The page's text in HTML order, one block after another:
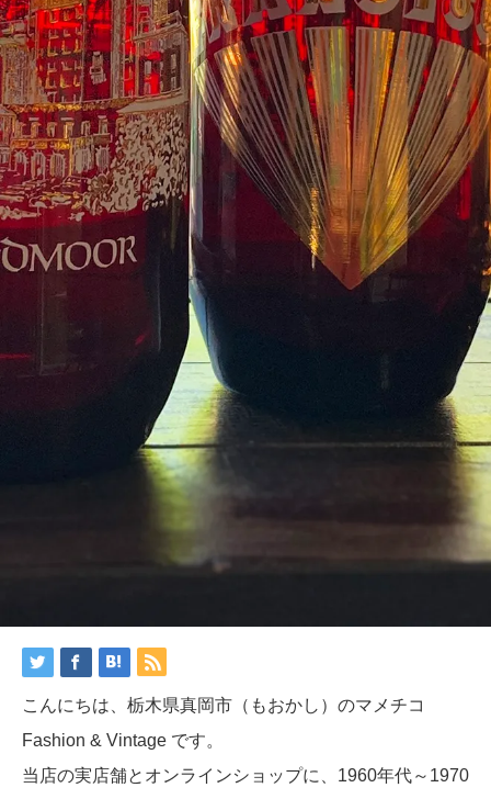
こんにちは、栃木県真岡市（もおかし）のマメチコ
Fashion & Vintage です。
当店の実店舗とオンラインショップに、1960年代～1970